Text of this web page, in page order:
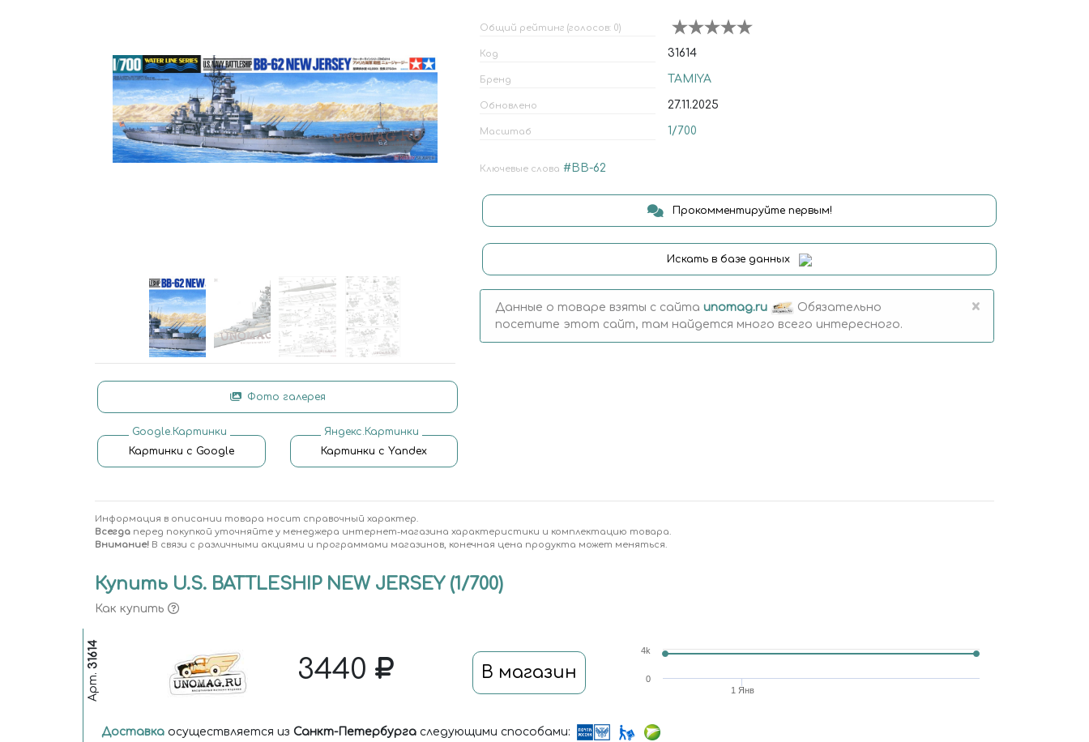
Фото галерея
Google.Картинки
Картинки с Google
Яндекс.Картинки
Картинки с Yandex
Общий рейтинг (голосов: 0)
Код 31614
Бренд TAMIYA
Обновлено 27.11.2025
Масштаб 1/700
Ключевые слова #BB-62
Прокомментируйте первым!
Искать в базе данных
Данные о товаре взяты с сайта unomag.ru
Обязательно
посетите этот сайт, там найдется много всего интересного.
×
Информация в описании товара носит справочный характер.
Всегда перед покупкой уточняйте у менеджера интернет-магазина характеристики и комплектацию товара.
Внимание! В связи с различными акциями и программами магазинов, конечная цена продукта может меняться.
Купить U.S. BATTLESHIP NEW JERSEY (1/700)
Как купить
Арт.
31614 3440 В магазин
1 Янв
0
4k
Доставка осуществляется из Санкт-Петербурга следующими способами: